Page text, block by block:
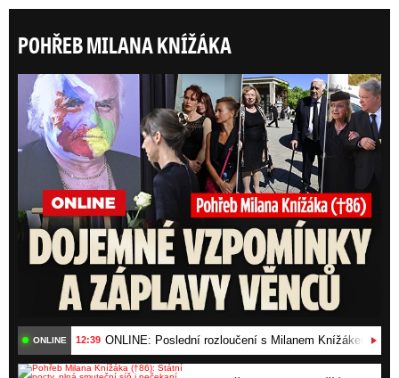
POHŘEB MILANA KNÍŽÁKA
ONLINE 12:39 ONLINE: Poslední rozloučení s Milanem Knížákem